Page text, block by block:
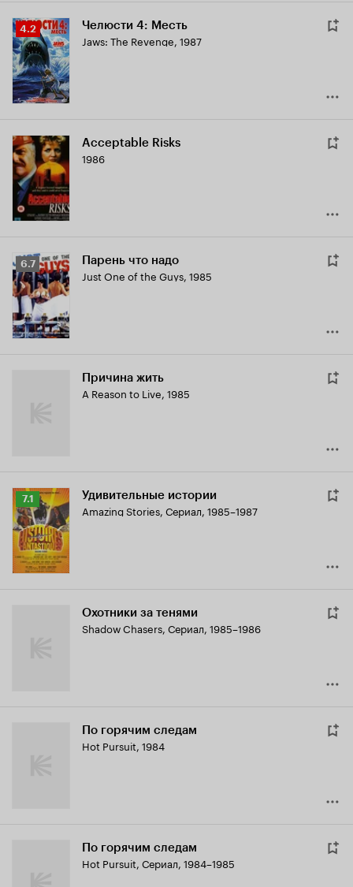
Рейтинг
Кинопоиска
4.2
4.2 Челюсти 4: Месть
Jaws: The Revenge, 1987
Acceptable Risks
1986
Рейтинг
Кинопоиска
6.7
6.7 Парень что надо
Just One of the Guys, 1985
Причина жить
A Reason to Live, 1985
Рейтинг
Кинопоиска
7.1
7.1 Удивительные истории
Amazing Stories, Сериал, 1985–1987
Охотники за тенями
Shadow Chasers, Сериал, 1985–1986
По горячим следам
Hot Pursuit, 1984
По горячим следам
Hot Pursuit, Сериал, 1984–1985